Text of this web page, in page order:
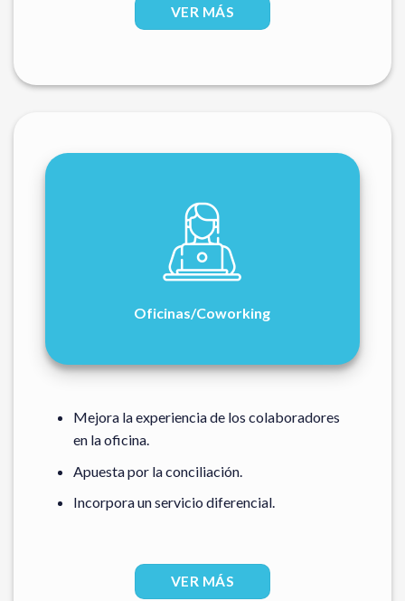
VER MÁS
Oficinas/Coworking
Mejora la experiencia de los colaboradores
en la oficina.
Apuesta por la conciliación.
Incorpora un servicio diferencial.
VER MÁS